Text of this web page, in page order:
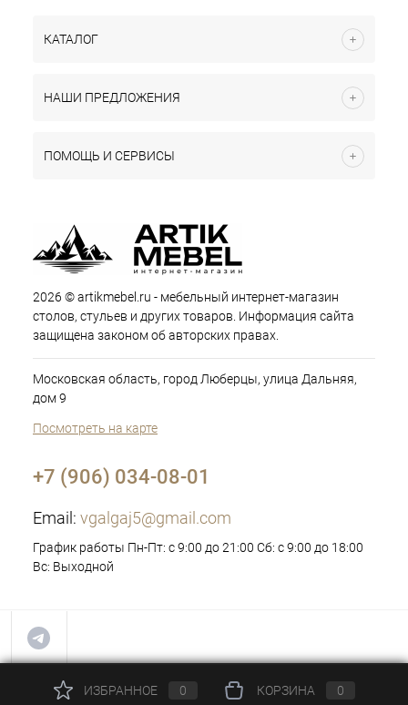
КАТАЛОГ
НАШИ ПРЕДЛОЖЕНИЯ
ПОМОЩЬ И СЕРВИСЫ
2026 © artikmebel.ru - мебельный интернет-магазин
столов, стульев и других товаров. Информация сайта
защищена законом об авторских правах.
Московская область, город Люберцы, улица Дальняя,
дом 9
Посмотреть на карте
+7 (906) 034-08-01
Email: vgalgaj5@gmail.com
График работы Пн-Пт: с 9:00 до 21:00 Сб: с 9:00 до 18:00
Вс: Выходной
ИЗБРАННОЕ 0 КОРЗИНА 0